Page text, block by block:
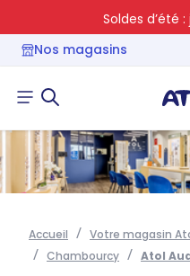
Soldes d’été :
Nos magasins
Accueil Votre magasin
Chambourcy
Atol